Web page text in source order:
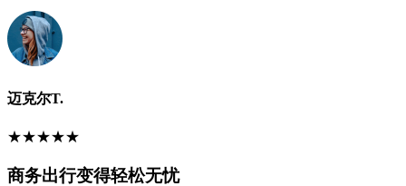
迈克尔T.
★★★★★
商务出行变得轻松无忧